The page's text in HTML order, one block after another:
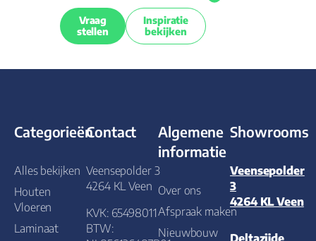
Vraag
stellen
Inspiratie
bekijken
Categorieën
Alles bekijken
Houten
Vloeren
Laminaat
Contact
Veensepolder 3
4264 KL Veen
KVK: 65498011
BTW:
Algemene
informatie
Over ons
Afspraak maken
Nieuwbouw
Showrooms
Veensepolder
3
4264 KL Veen
Deltazijde